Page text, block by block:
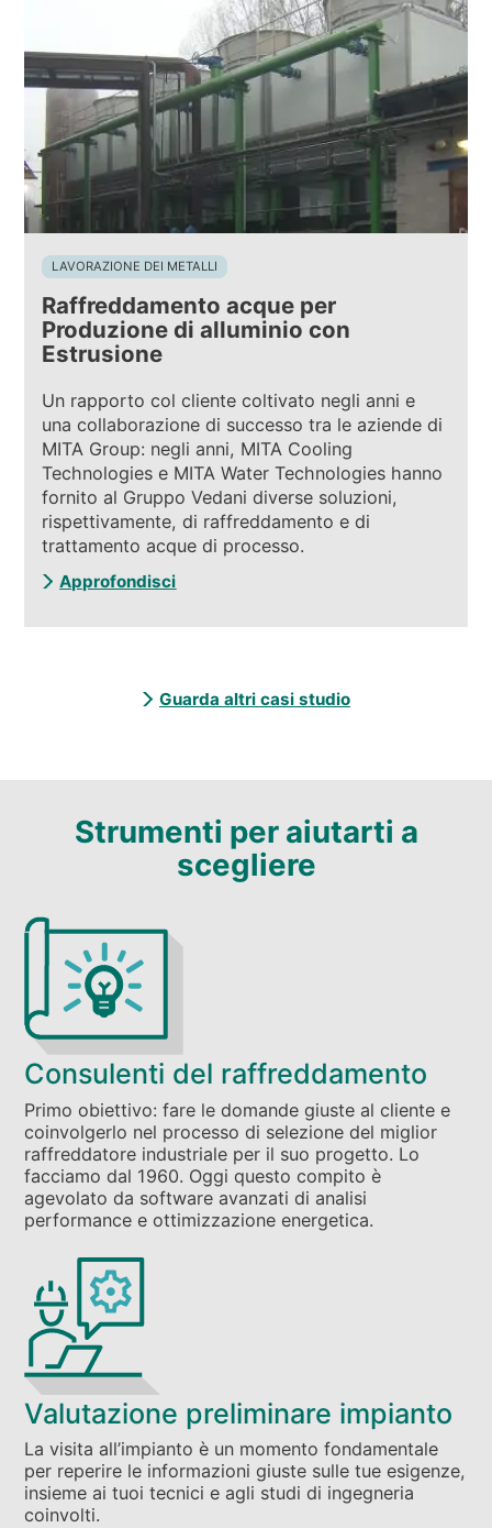
LAVORAZIONE DEI METALLI
Raffreddamento acque per
Produzione di alluminio con
Estrusione
Un rapporto col cliente coltivato negli anni e
una collaborazione di successo tra le aziende di
MITA Group: negli anni, MITA Cooling
Technologies e MITA Water Technologies hanno
fornito al Gruppo Vedani diverse soluzioni,
rispettivamente, di raffreddamento e di
trattamento acque di processo.
Approfondisci
Guarda altri casi studio
Strumenti per aiutarti a
scegliere
Consulenti del raffreddamento
Primo obiettivo: fare le domande giuste al cliente e
coinvolgerlo nel processo di selezione del miglior
raffreddatore industriale per il suo progetto. Lo
facciamo dal 1960. Oggi questo compito è
agevolato da software avanzati di analisi
performance e ottimizzazione energetica.
Valutazione preliminare impianto
La visita all’impianto è un momento fondamentale
per reperire le informazioni giuste sulle tue esigenze,
insieme ai tuoi tecnici e agli studi di ingegneria
coinvolti.